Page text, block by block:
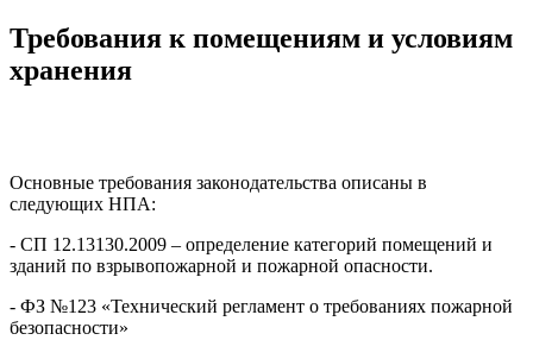
Требования к помещениям и условиям
хранения
Основные требования законодательства описаны в
следующих НПА:
- СП 12.13130.2009 – определение категорий помещений и
зданий по взрывопожарной и пожарной опасности.
- ФЗ №123 «Технический регламент о требованиях пожарной
безопасности»